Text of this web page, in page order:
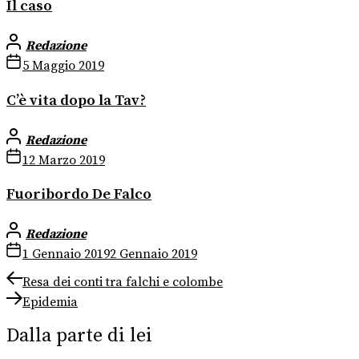
Il caso
Redazione
5 Maggio 2019
C’è vita dopo la Tav?
Redazione
12 Marzo 2019
Fuoribordo De Falco
Redazione
1 Gennaio 20192 Gennaio 2019
Navigazione
articoli
Previous
post:
Resa dei conti tra falchi e colombe
Next
post:
Epidemia
Dalla parte di lei